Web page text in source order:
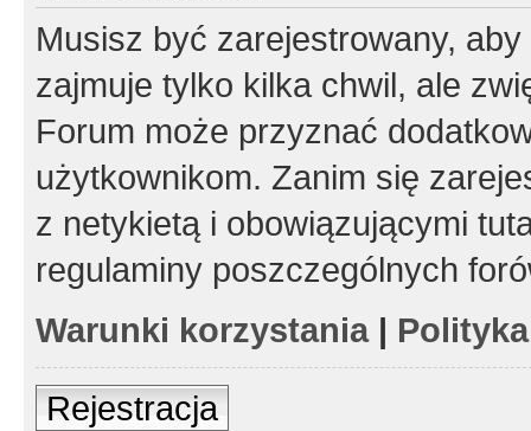
Musisz być zarejestrowany,
zajmuje tylko kilka chwil, ale
Forum może przyznać
użytkownikom. Zanim się
z netykietą i obowiązującymi
regulaminy poszczególnych
Warunki korzystania|
Rejestracja